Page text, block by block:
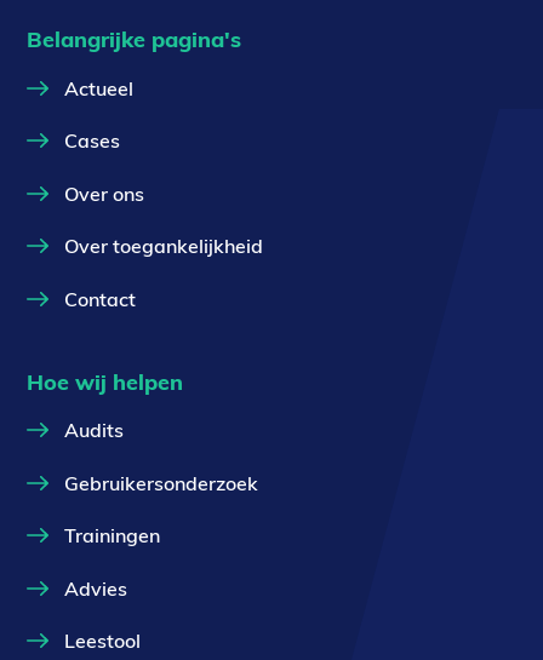
Belangrijke pagina's
Actueel
Cases
Over ons
Over toegankelijkheid
Contact
Hoe wij helpen
Audits
Gebruikersonderzoek
Trainingen
Advies
Leestool